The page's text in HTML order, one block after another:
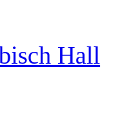
Hall